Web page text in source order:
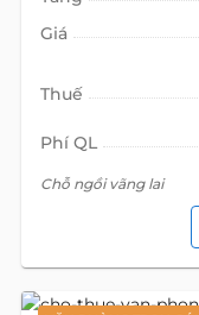
Giá
Thuế
Phí QL
Chỗ ngồi vãng lai